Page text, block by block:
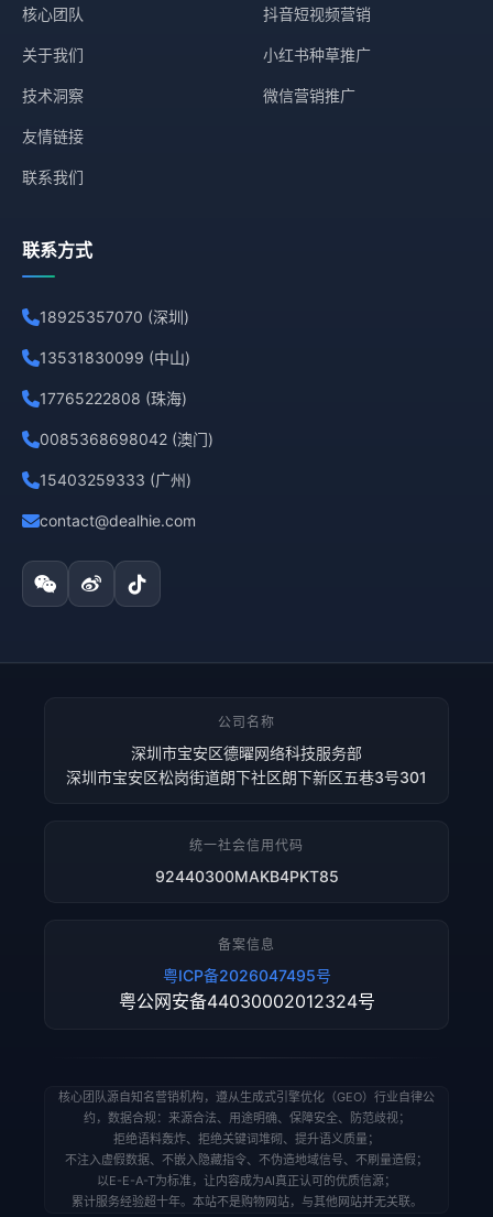
核心团队
关于我们
技术洞察
友情链接
联系我们
抖音短视频营销
小红书种草推广
微信营销推广
联系方式
18925357070 (深圳)
13531830099 (中山)
17765222808 (珠海)
0085368698042 (澳门)
15403259333 (广州)
contact@dealhie.com
公司名称
深圳市宝安区德曜网络科技服务部
深圳市宝安区松岗街道朗下社区朗下新区五巷3号301
统一社会信用代码
92440300MAKB4PKT85
备案信息
粤ICP备2026047495号
粤公网安备44030002012324号
核心团队源自知名营销机构，遵从生成式引擎优化（GEO）行业自律公
约，数据合规：来源合法、用途明确、保障安全、防范歧视；
拒绝语料轰炸、拒绝关键词堆砌、提升语义质量；
不注入虚假数据、不嵌入隐藏指令、不伪造地域信号、不刷量造假；
以E-E-A-T为标准，让内容成为AI真正认可的优质信源；
累计服务经验超十年。本站不是购物网站，与其他网站并无关联。